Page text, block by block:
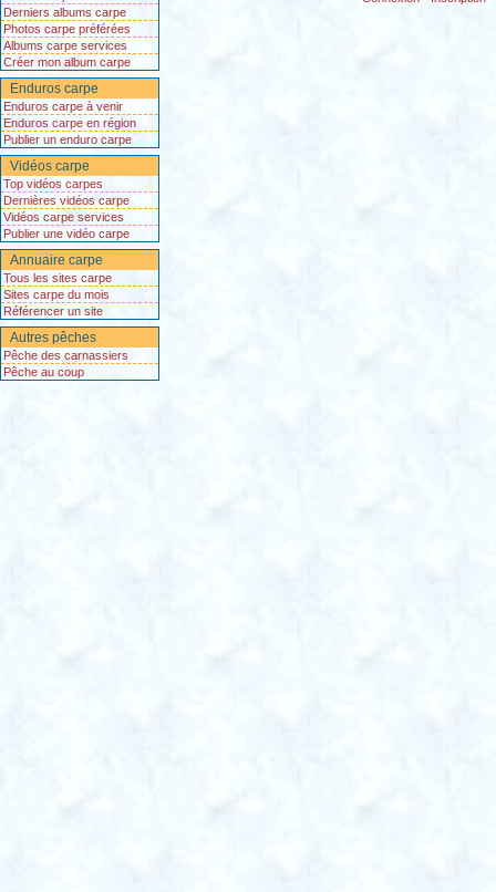
Derniers albums carpe
Photos carpe préférées
Albums carpe services
Créer mon album carpe
Enduros carpe
Enduros carpe à venir
Enduros carpe en région
Publier un enduro carpe
Vidéos carpe
Top vidéos carpes
Dernières vidéos carpe
Vidéos carpe services
Publier une vidéo carpe
Annuaire carpe
Tous les sites carpe
Sites carpe du mois
Référencer un site
Autres pêches
Pêche des carnassiers
Pêche au coup